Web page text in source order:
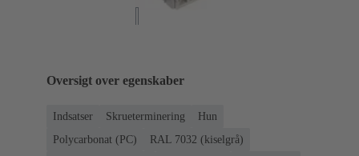
Oversigt over egenskaber
Indsatser Skrueterminering
Hun
Polycarbonat (PC)
RAL 7032 (kiselgrå)